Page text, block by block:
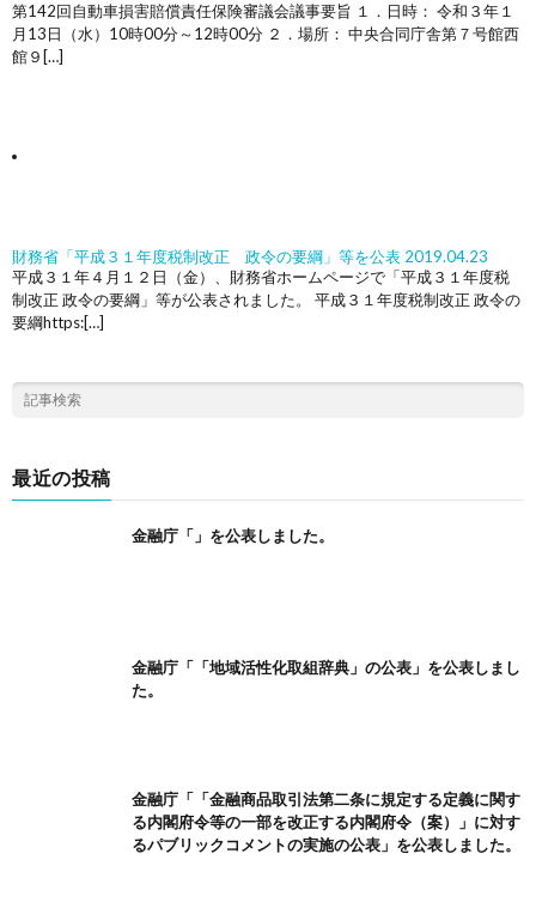
第142回自動車損害賠償責任保険審議会議事要旨 １．日時： 令和３年１
月13日（水）10時00分～12時00分 ２．場所： 中央合同庁舎第７号館西
館９[…]
財務省「平成３１年度税制改正 政令の要綱」等を公表 2019.04.23
平成３１年４月１２日（金）、財務省ホームページで「平成３１年度税
制改正 政令の要綱」等が公表されました。 平成３１年度税制改正 政令の
要綱https:[…]
最近の投稿
金融庁「」を公表しました。
金融庁「「地域活性化取組辞典」の公表」を公表しまし
た。
金融庁「「金融商品取引法第二条に規定する定義に関す
る内閣府令等の一部を改正する内閣府令（案）」に対す
るパブリックコメントの実施の公表」を公表しました。